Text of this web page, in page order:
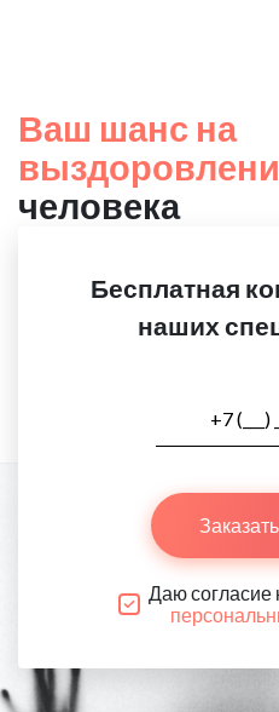
Ваш шанс на
человека
Бесплатная
наших
Даю согласие